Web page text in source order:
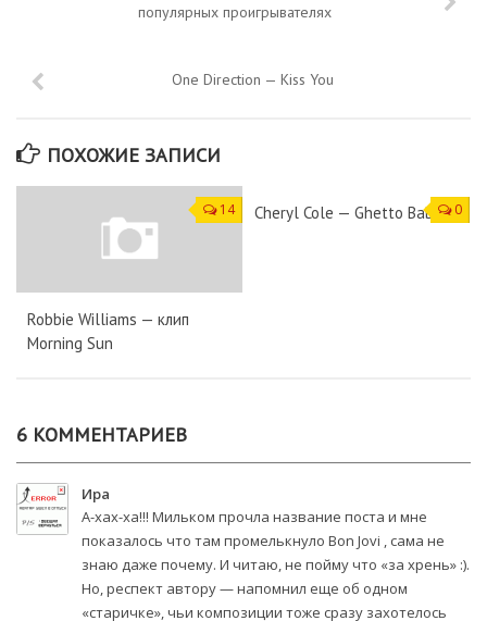
популярных проигрывателях
One Direction — Kiss You
ПОХОЖИЕ ЗАПИСИ
14
Robbie Williams — клип
Morning Sun
0
Cheryl Cole — Ghetto Baby
6 КОММЕНТАРИЕВ
Ира
А-хах-ха!!! Мильком прочла название поста и мне
показалось что там промелькнуло Bon Jovi , сама не
знаю даже почему. И читаю, не пойму что «за хрень» :).
Но, респект автору — напомнил еще об одном
«старичке», чьи композиции тоже сразу захотелось